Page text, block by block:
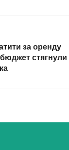
за оренду
стягнули